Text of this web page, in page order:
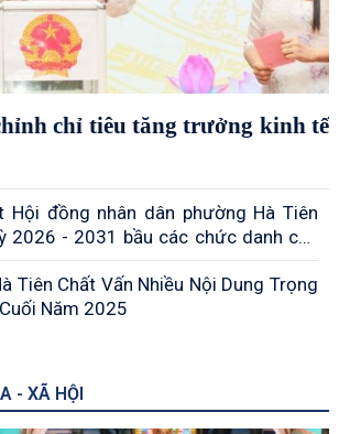
chỉ tiêu tăng trưởng kinh tế
Hội đồng nhân dân phường Hà Tiên
2026 - 2031 bầu các chức danh chủ
Tiên Chất Vấn Nhiều Nội Dung Trọng
Năm 2025
- XÃ HỘI